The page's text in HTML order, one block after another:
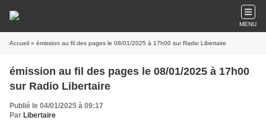
MENU
Accueil » émission au fil des pages le 08/01/2025 à 17h00 sur Radio Libertaire
émission au fil des pages le 08/01/2025 à 17h00
sur Radio Libertaire
Publié le 04/01/2025 à 09:17
Par Libertaire